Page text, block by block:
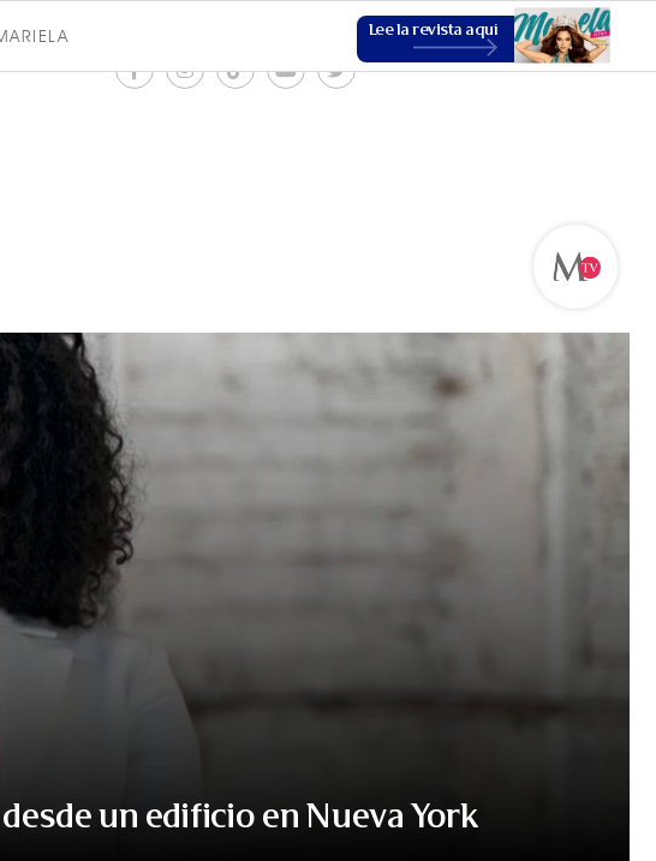
Lee la revista aquí
VER MÁS
un edificio en Nueva York